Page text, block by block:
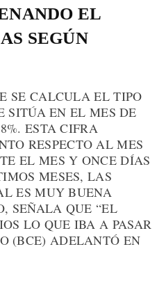
EL
SEGÚN
SE CALCULA EL TIPO
SITÚA EN EL MES DE
ESTA CIFRA
RESPECTO AL MES
EL MES Y ONCE DÍAS
MESES, LAS
ES MUY BUENA
SEÑALA QUE “EL
LO QUE IBA A PASAR
(BCE) ADELANTÓ EN